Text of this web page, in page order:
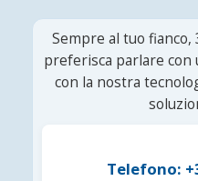
Sempre al tuo
preferisca parlare
con la nostra
Telefono: